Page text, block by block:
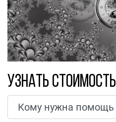
Узнать стоимость